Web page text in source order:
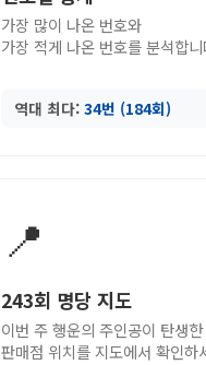
가장 많이 나온 번호와
가장 적게 나온 번호를 분석합
역대 최다: 34번 (184회)
📍
243회 명당 지도
이번 주 행운의 주인공이 탄생한
판매점 위치를 지도에서 확인하